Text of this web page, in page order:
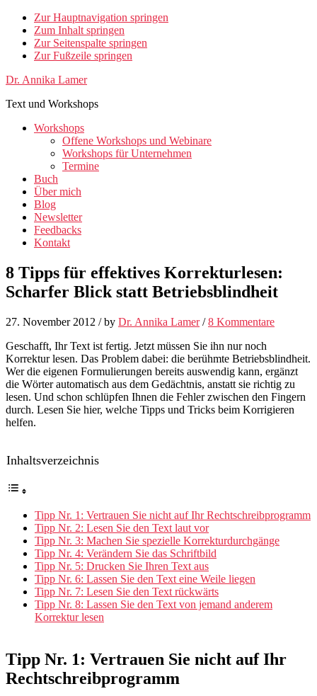
Zur Hauptnavigation springen
Zum Inhalt springen
Zur Seitenspalte springen
Zur Fußzeile springen
Dr. Annika Lamer
Text und Workshops
Workshops
Offene Workshops und Webinare
Workshops für Unternehmen
Termine
Buch
Über mich
Blog
Newsletter
Feedbacks
Kontakt
8 Tipps für effektives Korrekturlesen:
Scharfer Blick statt Betriebsblindheit
27. November 2012 / by Dr. Annika Lamer / 8 Kommentare
Geschafft, Ihr Text ist fertig. Jetzt müssen Sie ihn nur noch
Korrektur lesen. Das Problem dabei: die berühmte Betriebsblindheit.
Wer die eigenen Formulierungen bereits auswendig kann, ergänzt
die Wörter automatisch aus dem Gedächtnis, anstatt sie richtig zu
lesen. Und schon schlüpfen Ihnen die Fehler zwischen den Fingern
durch. Lesen Sie hier, welche Tipps und Tricks beim Korrigieren
helfen.
Inhaltsverzeichnis
Tipp Nr. 1: Vertrauen Sie nicht auf Ihr Rechtschreibprogramm
Tipp Nr. 2: Lesen Sie den Text laut vor
Tipp Nr. 3: Machen Sie spezielle Korrekturdurchgänge
Tipp Nr. 4: Verändern Sie das Schriftbild
Tipp Nr. 5: Drucken Sie Ihren Text aus
Tipp Nr. 6: Lassen Sie den Text eine Weile liegen
Tipp Nr. 7: Lesen Sie den Text rückwärts
Tipp Nr. 8: Lassen Sie den Text von jemand anderem
Korrektur lesen
Tipp Nr. 1: Vertrauen Sie nicht auf Ihr
Rechtschreibprogramm